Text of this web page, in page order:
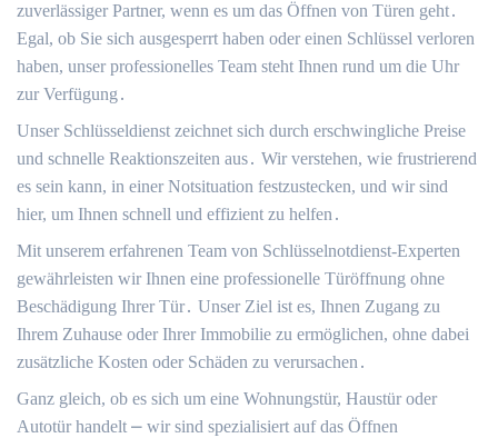
zuverlässiger Partner, wenn es um das Öffnen von Türen geht․
Egal, ob Sie sich ausgesperrt haben oder einen Schlüssel verloren
haben, unser professionelles Team steht Ihnen rund um die Uhr
zur Verfügung․
Unser Schlüsseldienst zeichnet sich durch erschwingliche Preise
und schnelle Reaktionszeiten aus․ Wir verstehen, wie frustrierend
es sein kann, in einer Notsituation festzustecken, und wir sind
hier, um Ihnen schnell und effizient zu helfen․
Mit unserem erfahrenen Team von Schlüsselnotdienst-Experten
gewährleisten wir Ihnen eine professionelle Türöffnung ohne
Beschädigung Ihrer Tür․ Unser Ziel ist es, Ihnen Zugang zu
Ihrem Zuhause oder Ihrer Immobilie zu ermöglichen, ohne dabei
zusätzliche Kosten oder Schäden zu verursachen․
Ganz gleich, ob es sich um eine Wohnungstür, Haustür oder
Autotür handelt ⎼ wir sind spezialisiert auf das Öffnen